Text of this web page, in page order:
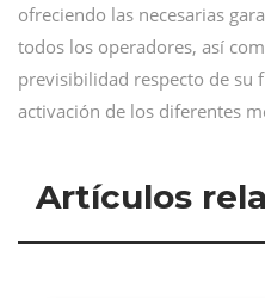
ofreciendo las necesarias
todos los operadores, así
previsibilidad respecto de su
activación de los diferentes
Artículos